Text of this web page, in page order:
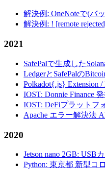
解決例: OneNoteで(バ
解決例: ! [remote
2021
SafePalで生成した
LedgerとSafePalの
Polkadot{.js} Extension
IOST: Donnie Finance
IOST: DeFiプラットフ
Apache エラー解決法
2020
Jetson nano 2GB: USB
Python: 東京都 新型コ